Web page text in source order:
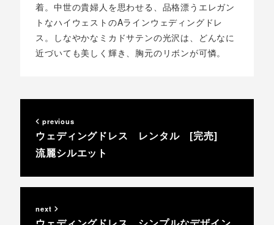
着。中世の貴婦人を思わせる、品格漂うエレガン
トなハイウェストのAラインウェディングドレ
ス。しなやかなミカドサテンの光沢は、どんなに
近づいても美しく輝き、胸元のリボンが可憐。
previous
ウェディングドレス レンタル [完売]
流麗シルエット
next